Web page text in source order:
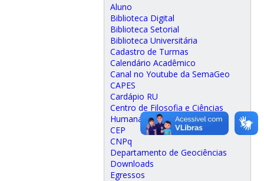
Aluno
Biblioteca Digital
Biblioteca Setorial
Biblioteca Universitária
Cadastro de Turmas
Calendário Acadêmico
Canal no Youtube da SemaGeo
CAPES
Cardápio RU
Centro de Filosofia e Ciências
Humanas
CEP
CNPq
Departamento de Geociências
Downloads
Egressos